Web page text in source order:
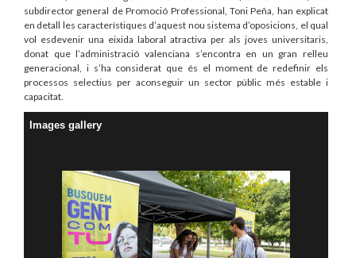
subdirector general de Promoció Professional, Toni Peña, han explicat
en detall les característiques d’aquest nou sistema d’oposicions, el qual
vol esdevenir una eixida laboral atractiva per als joves universitaris,
donat que l’administració valenciana s’encontra en un gran relleu
generacional, i s’ha considerat que és el moment de redefinir els
processos selectius per aconseguir un sector públic més estable i
capacitat.
Images gallery